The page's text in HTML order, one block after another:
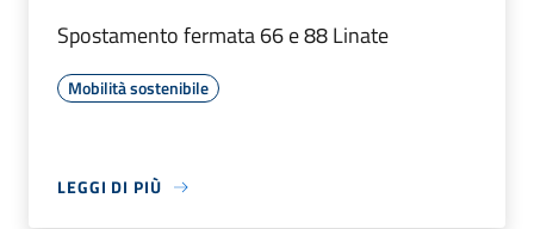
Spostamento fermata 66 e 88 Linate
Mobilità sostenibile
LEGGI DI PIÙ